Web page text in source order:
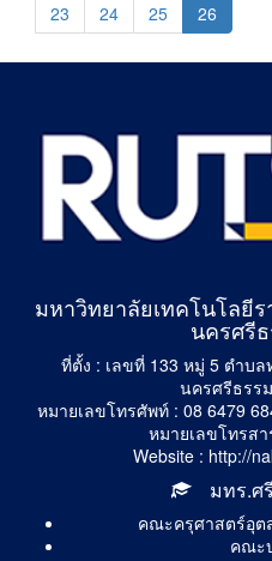
23
24 25 26
มหาวิทยาลัยเทคโนโลยี
นครศรี
ที่ตั้ง : เลขที่ 133 หมู่ 5 ตำบ
นครศรีธรร
หมายเลขโทรศัพท์ : 08 6479
หมายเลขโทรสา
Website : http://
มทร.ศ
คณะครุศาสตร์อุต
คณะ